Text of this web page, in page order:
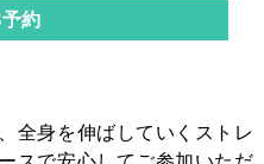
約
全身を伸ばしていくストレ